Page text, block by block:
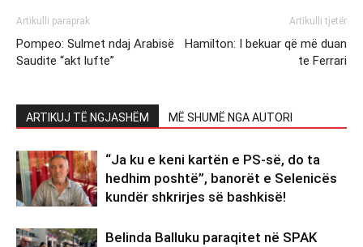
Artikulli paraprak
Pompeo: Sulmet ndaj Arabisë
Saudite “akt lufte”
Artikulli tjetër
Hamilton: I bekuar që më duan
te Ferrari
ARTIKUJ TË NGJASHËM MË SHUMË NGA AUTORI
“Ja ku e keni kartën e PS-së, do ta
hedhim poshtë”, banorët e Selenicës
kundër shkrirjes së bashkisë!
Belinda Balluku paraqitet në SPAK